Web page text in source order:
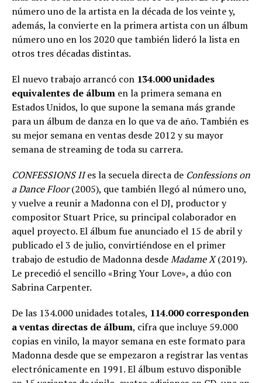
número uno de la artista en la década de los veinte y,
además, la convierte en la primera artista con un álbum
número uno en los 2020 que también lideró la lista en
otros tres décadas distintas.
El nuevo trabajo arrancó con 134.000 unidades
equivalentes de álbum en la primera semana en
Estados Unidos, lo que supone la semana más grande
para un álbum de danza en lo que va de año. También es
su mejor semana en ventas desde 2012 y su mayor
semana de streaming de toda su carrera.
CONFESSIONS IIes la secuela directa de Confessions on
a Dance Floor(2005), que también llegó al número uno,
y vuelve a reunir a Madonna con el DJ, productor y
compositor Stuart Price, su principal colaborador en
aquel proyecto. El álbum fue anunciado el 15 de abril y
publicado el 3 de julio, convirtiéndose en el primer
trabajo de estudio de Madonna desdeMadame X(2019).
Le precedió el sencillo «Bring Your Love», a dúo con
Sabrina Carpenter.
De las 134.000 unidades totales, 114.000 corresponden
a ventas directas de álbum, cifra que incluye 59.000
copias en vinilo, la mayor semana en este formato para
Madonna desde que se empezaron a registrar las ventas
electrónicamente en 1991. El álbum estuvo disponible